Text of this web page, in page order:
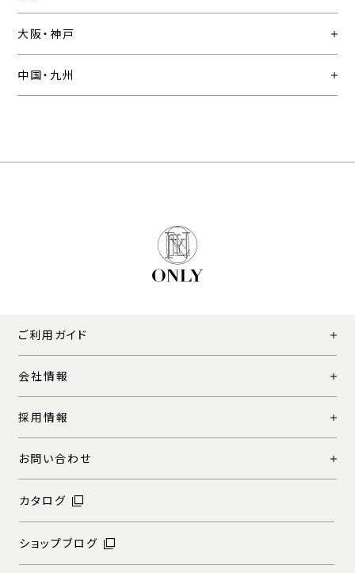
大阪・神戸
中国・九州
ご利用ガイド
会社情報
採用情報
お問い合わせ
カタログ
ショップブログ